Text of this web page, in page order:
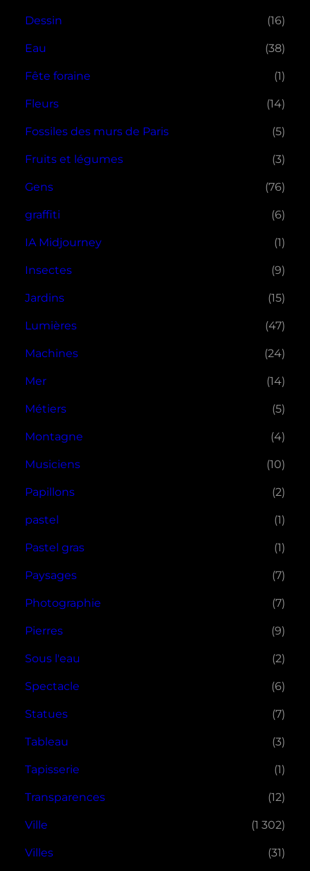
Dessin (16)
Eau (38)
Fête foraine (1)
Fleurs (14)
Fossiles des murs de Paris (5)
Fruits et légumes (3)
Gens (76)
graffiti (6)
IA Midjourney (1)
Insectes (9)
Jardins (15)
Lumières (47)
Machines (24)
Mer (14)
Métiers (5)
Montagne (4)
Musiciens (10)
Papillons (2)
pastel (1)
Pastel gras (1)
Paysages (7)
Photographie (7)
Pierres (9)
Sous l'eau (2)
Spectacle (6)
Statues (7)
Tableau (3)
Tapisserie (1)
Transparences (12)
Ville (1 302)
Villes (31)